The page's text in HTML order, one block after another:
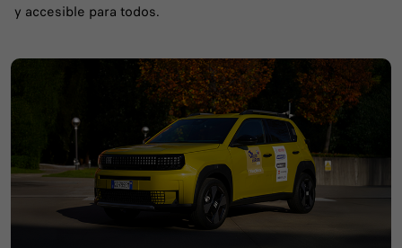
y accesible para todos.